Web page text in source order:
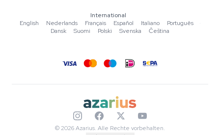
Redaktionelle Standards
Tools & Rechner
International
English
·Nederlands ·Français ·Español ·Italiano ·Português
·
Dansk
·Suomi ·Polski ·Svenska ·Čeština
© 2026 Azarius. Alle Rechte vorbehalten.